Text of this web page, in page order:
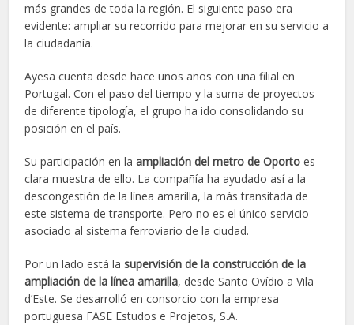
más grandes de toda la región. El siguiente paso era
evidente: ampliar su recorrido para mejorar en su servicio a
la ciudadanía.
Ayesa cuenta desde hace unos años con una filial en
Portugal. Con el paso del tiempo y la suma de proyectos
de diferente tipología, el grupo ha ido consolidando su
posición en el país.
Su participación en laampliación del metro de Oporto es
clara muestra de ello. La compañía ha ayudado así a la
descongestión de la línea amarilla, la más transitada de
este sistema de transporte. Pero no es el único servicio
asociado al sistema ferroviario de la ciudad.
Por un lado está lasupervisión de la construcción de la
ampliación de la línea amarilla, desde Santo Ovídio a Vila
d’Este. Se desarrolló en consorcio con la empresa
portuguesa FASE Estudos e Projetos, S.A.